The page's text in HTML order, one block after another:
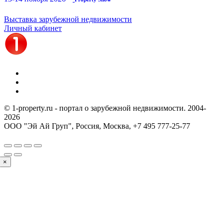
Выставка зарубежной недвижимости
Личный кабинет
© 1-property.ru - портал о зарубежной недвижимости. 2004-
2026
ООО "Эй Ай Груп", Россия, Москва, +7 495 777-25-77
×